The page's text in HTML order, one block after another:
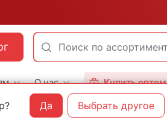
О нас Купить оптом
Болты DIN 933 шестигранные А2
Да Выбрать другое